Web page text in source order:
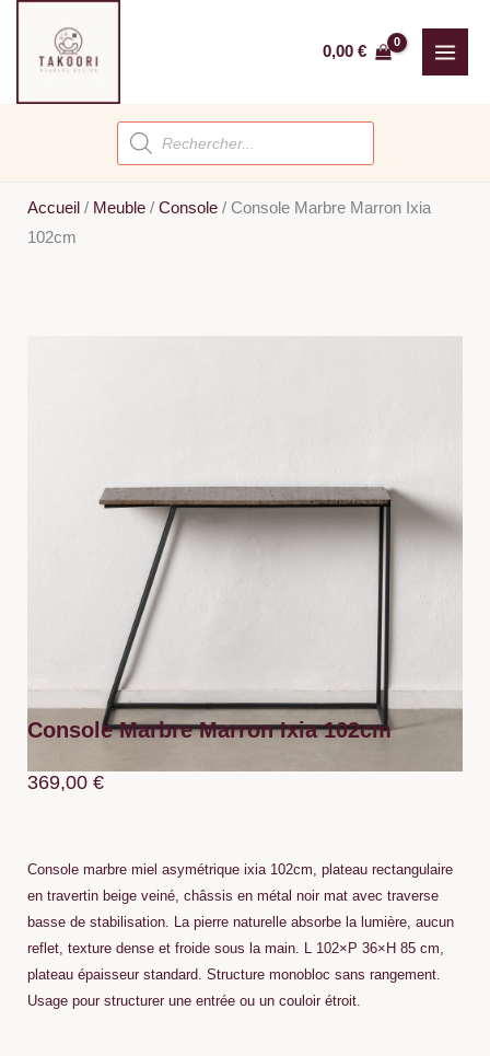
contenu
0,00 €
Recherche
de
produits
Accueil / Meuble / Console / Console Marbre Marron Ixia
102cm
Console Marbre Marron Ixia 102cm
369,00 €
Console marbre miel asymétrique ixia 102cm, plateau rectangulaire
en travertin beige veiné, châssis en métal noir mat avec traverse
basse de stabilisation. La pierre naturelle absorbe la lumière, aucun
reflet, texture dense et froide sous la main. L 102×P 36×H 85 cm,
plateau épaisseur standard. Structure monobloc sans rangement.
Usage pour structurer une entrée ou un couloir étroit.